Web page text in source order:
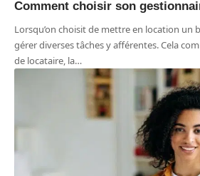
Comment choisir son
Lorsqu’on choisit de mettre en location un
gérer diverses tâches y afférentes. Cela
de locataire, la…